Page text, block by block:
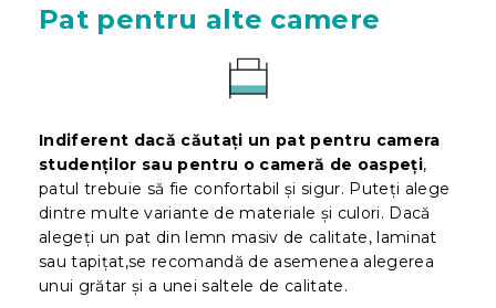
Pat pentru alte camere
Indiferent dacă căutați un pat pentru camera
studenților sau pentru o cameră de oaspeți,
patul trebuie să fie confortabil și sigur. Puteți alege
dintre multe variante de materiale și culori. Dacă
alegeți un pat din lemn masiv de calitate, laminat
sau tapițat,se recomandă de asemenea alegerea
unui grătar și a unei saltele de calitate.